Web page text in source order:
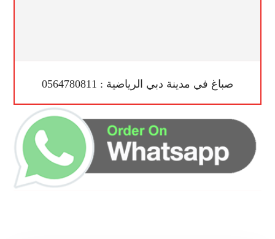
صباغ في مدينة دبي الرياضية : 0564780811